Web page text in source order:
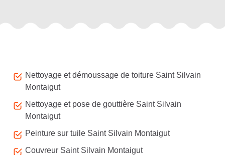
Nettoyage et démoussage de toiture Saint Silvain
Montaigut
Nettoyage et pose de gouttière Saint Silvain
Montaigut
Peinture sur tuile Saint Silvain Montaigut
Couvreur Saint Silvain Montaigut